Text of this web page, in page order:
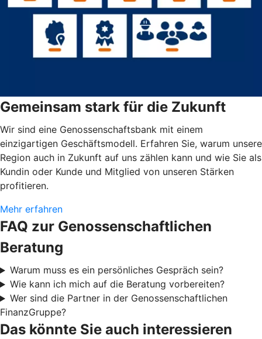
Gemeinsam stark für die Zukunft
Wir sind eine Genossenschaftsbank mit einem
einzigartigen Geschäftsmodell. Erfahren Sie, warum unsere
Region auch in Zukunft auf uns zählen kann und wie Sie als
Kundin oder Kunde und Mitglied von unseren Stärken
profitieren.
Mehr erfahren
FAQ zur Genossenschaftlichen
Beratung
Warum muss es ein persönliches Gespräch sein?
Wie kann ich mich auf die Beratung vorbereiten?
Wer sind die Partner in der Genossenschaftlichen
FinanzGruppe?
Das könnte Sie auch interessieren